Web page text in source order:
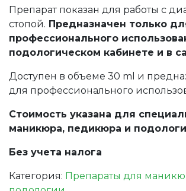
Препарат показан для работы с
стопой. Предназначен только
профессионального
подологическом кабинете и в
Доступен в объеме 30 ml и
для профессионального
Стоимость указана для
маникюра, педикюра и
Без учета налога
Категория: Препараты для